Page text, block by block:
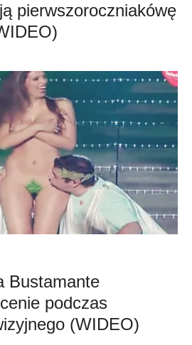
pierwszoroczniakówę
Bustamante
podczas
(WIDEO)